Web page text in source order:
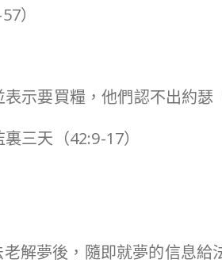
）
示要買糧，他們認不出約瑟
三天（42:9-17）